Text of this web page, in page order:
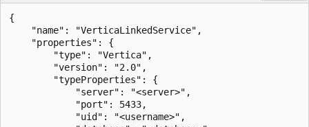
{
    "name": "VerticaLinkedService",
    "properties": {
        "type": "Vertica",
        "version": "2.0",
        "typeProperties": {
            "server": "<server>",
            "port": 5433,
            "uid": "<username>",